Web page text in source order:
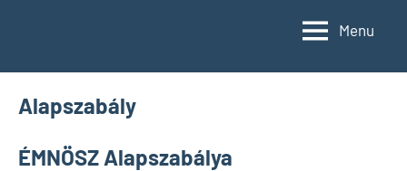
Menu
Alapszabály
ÉMNÖSZ Alapszabálya